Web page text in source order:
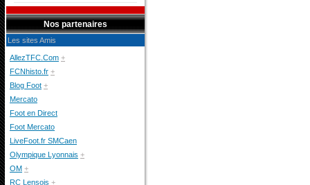
Nos partenaires
Les sites Amis
AllezTFC.Com +
FCNhisto.fr +
Blog Foot +
Mercato
Foot en Direct
Foot Mercato
LiveFoot.fr SMCaen
Olympique Lyonnais +
OM +
RC Lensois +